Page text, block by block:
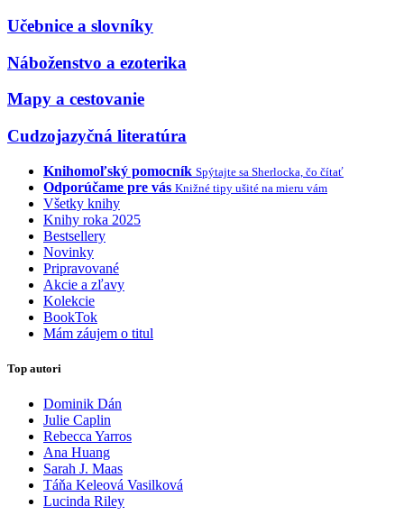
Učebnice a slovníky
Náboženstvo a ezoterika
Mapy a cestovanie
Cudzojazyčná literatúra
Knihomoľský pomocník Spýtajte sa Sherlocka, čo čítať
Odporúčame pre vás Knižné tipy ušité na mieru vám
Všetky knihy
Knihy roka 2025
Bestsellery
Novinky
Pripravované
Akcie a zľavy
Kolekcie
BookTok
Mám záujem o titul
Top autori
Dominik Dán
Julie Caplin
Rebecca Yarros
Ana Huang
Sarah J. Maas
Táňa Keleová Vasilková
Lucinda Riley